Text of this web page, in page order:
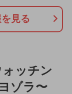
見る
ォッチン
ゾラ〜